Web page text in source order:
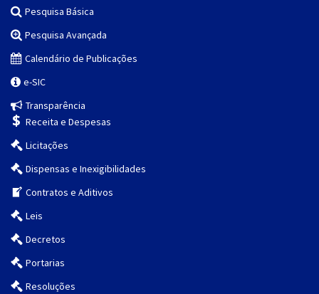
Pesquisa Básica
Pesquisa Avançada
Calendário de Publicações
e-SIC
Transparência
Receita e Despesas
Licitações
Dispensas e Inexigibilidades
Contratos e Aditivos
Leis
Decretos
Portarias
Resoluções